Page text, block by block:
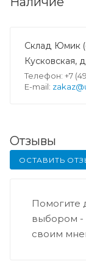
Склад Юмик
Кусковская,
Телефон: +7
E-mail:
Отзывы
ОСТАВИТЬ
Помогите
выбором -
своим